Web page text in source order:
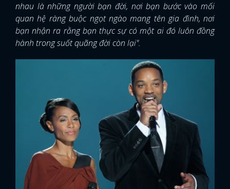
nhau là những người bạn đời, nơi bạn bước vào mối
quan hệ ràng buộc ngọt ngào mang tên gia đình, nơi
bạn nhận ra rằng bạn thực sự có một ai đó luôn đồng
hành trong suốt quãng đời còn lại".